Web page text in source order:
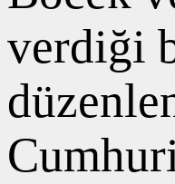
verdiği